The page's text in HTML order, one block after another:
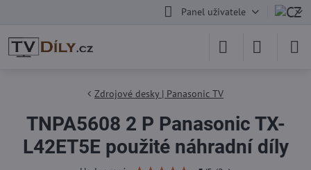
Panel uživatele
Zdrojové desky | Panasonic TV
TNPA5608 2 P Panasonic TX-
L42ET5E použité náhradní díly